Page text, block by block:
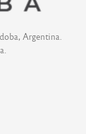
Argentina.